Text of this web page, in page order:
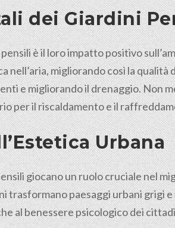
dei Giardini
è il loro impatto positivo
nell’aria, migliorando così la
e migliorando il drenaggio.
per il riscaldamento e il
Urbana
giocano un ruolo cruciale nel
paesaggi urbani grigi
al benessere psicologico dei